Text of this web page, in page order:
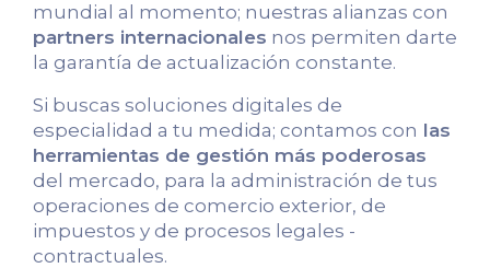
mundial al momento; nuestras alianzas con
partners internacionales nos permiten darte
la garantía de actualización constante.
Si buscas soluciones digitales de
especialidad a tu medida; contamos con las
herramientas de gestión más poderosas
del mercado, para la administración de tus
operaciones de comercio exterior, de
impuestos y de procesos legales -
contractuales.